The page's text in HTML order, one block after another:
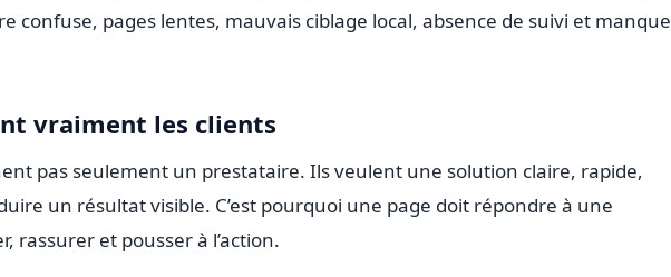
confuse, pages lentes, mauvais ciblage local, absence de suivi et manque
vraiment les clients
pas seulement un prestataire. Ils veulent une solution claire, rapide,
un résultat visible. C’est pourquoi une page doit répondre à une
rassurer et pousser à l’action.